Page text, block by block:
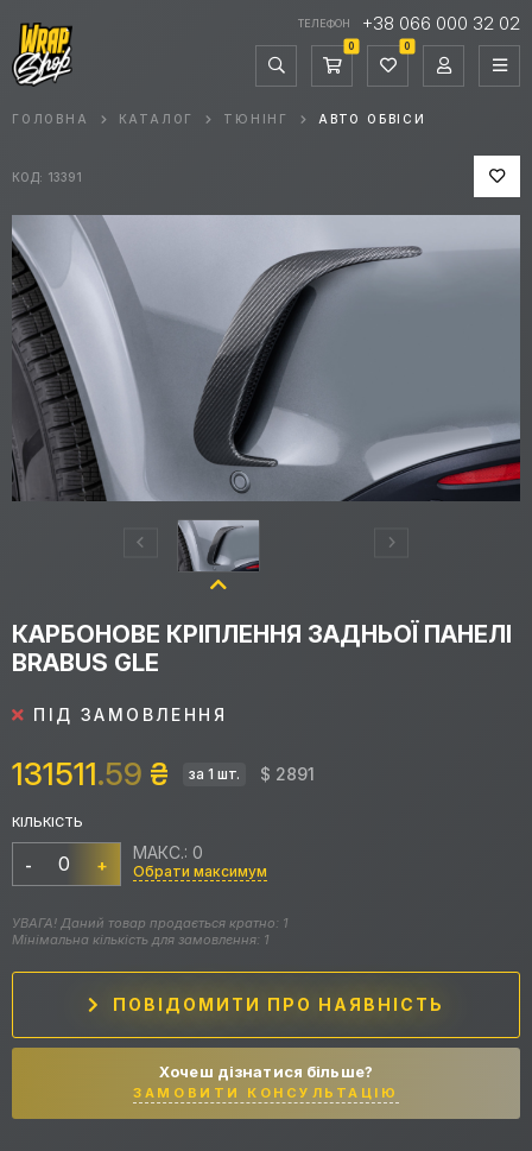
ТЕЛЕФОН +38 066 000 32 02
0 0
ГОЛОВНА КАТАЛОГ ТЮНІНГ АВТО ОБВІСИ
КАРБОНОВЕ КРІПЛЕННЯ ЗАДНЬОЇ ПАНЕЛІ
BRABUS GLE
ПІД ЗАМОВЛЕННЯ
131511.59 ₴ за 1 шт. $ 2891
КІЛЬКІСТЬ
- +
МАКС.: 0
Обрати максимум
УВАГА! Даний товар продається кратно: 1
Мінімальна кількість для замовлення: 1
ПОВІДОМИТИ ПРО НАЯВНІСТЬ
Хочеш дізнатися більше?
ЗАМОВИТИ КОНСУЛЬТАЦІЮ
КОД: 13391